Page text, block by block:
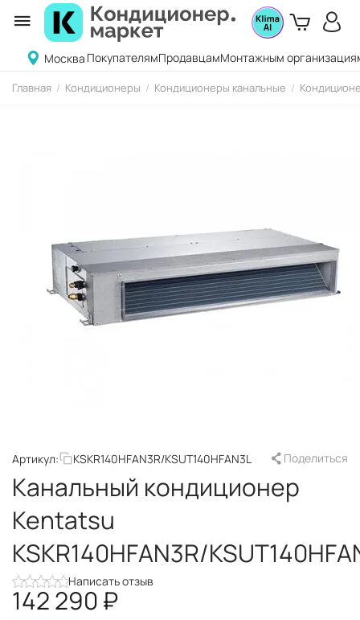
Москва ПокупателямПродавцамМонтажным
Главная / Кондиционеры / Кондиционеры канальные /
Артикул: KSKR140HFAN3R/KSUT140HFAN3L Поделиться
Канальный кондиционер
Kentatsu
KSKR140HFAN3R/
Написать отзыв
142 290₽